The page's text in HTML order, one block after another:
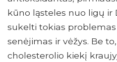
kūno ląsteles nuo ligų ir
sukelti tokias
senėjimas ir vėžys. Be
cholesterolio kiekį